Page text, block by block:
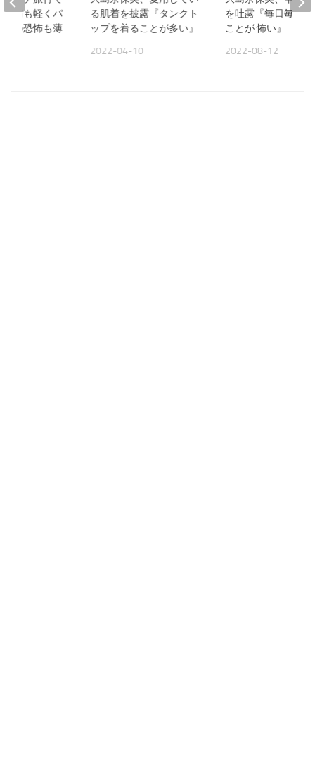
る肌着を披露『タンクト
ップを着ることが多い』
2022-04-10
を吐露『毎日毎日
ことが 怖い』
2022-08-12
頭痛も軽くパ
への恐怖も薄